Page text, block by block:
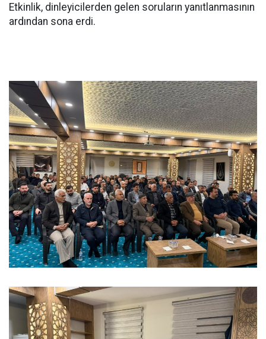
Etkinlik, dinleyicilerden gelen soruların yanıtlanmasının
ardından sona erdi.